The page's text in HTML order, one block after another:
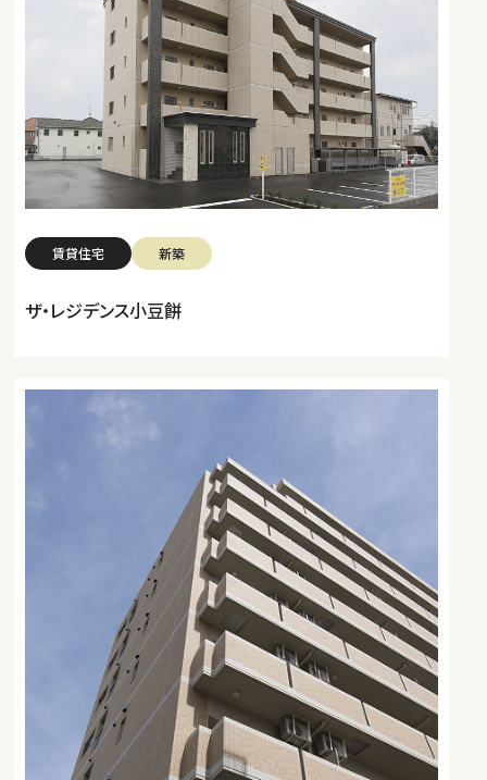
賃貸住宅 新築
ザ・レジデンス小豆餅